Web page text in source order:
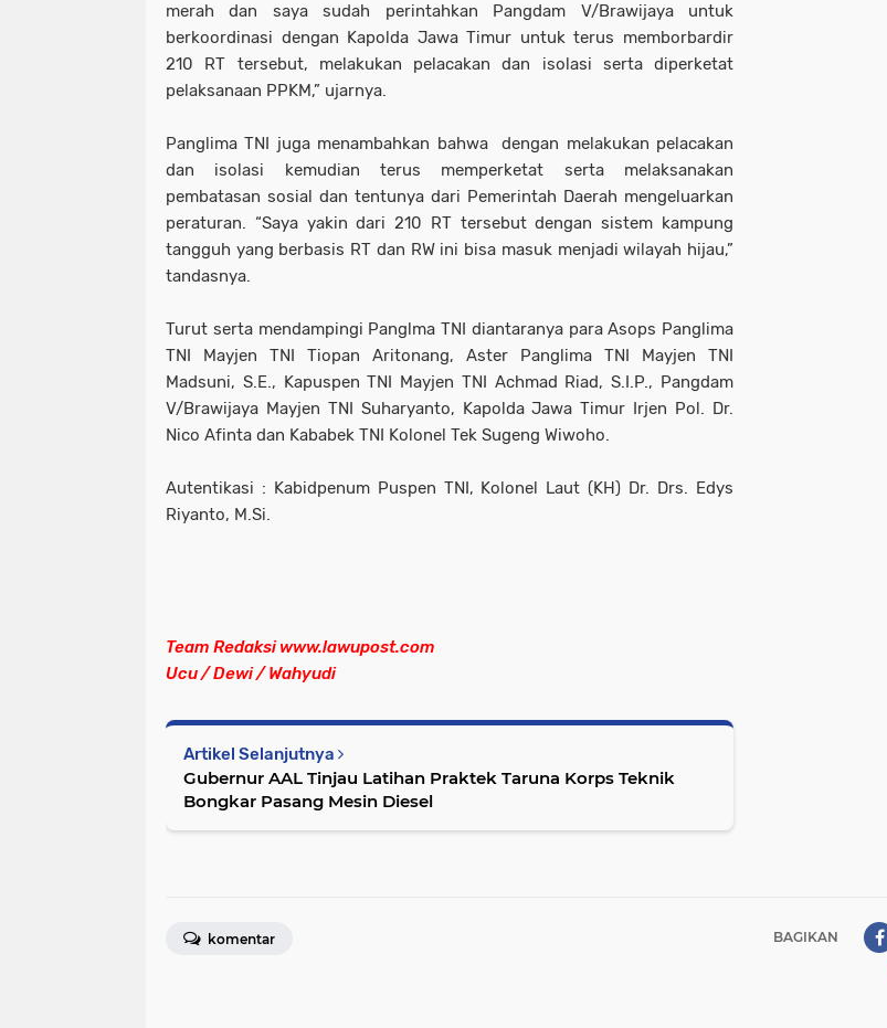
merah dan saya sudah perintahkan Pangdam V/Brawijaya untuk
berkoordinasi dengan Kapolda Jawa Timur untuk terus memborbardir
210 RT tersebut, melakukan pelacakan dan isolasi serta diperketat
pelaksanaan PPKM,” ujarnya.
Panglima TNI juga menambahkan bahwa dengan melakukan pelacakan
dan isolasi kemudian terus memperketat serta melaksanakan
pembatasan sosial dan tentunya dari Pemerintah Daerah mengeluarkan
peraturan. “Saya yakin dari 210 RT tersebut dengan sistem kampung
tangguh yang berbasis RT dan RW ini bisa masuk menjadi wilayah hijau,”
tandasnya.
Turut serta mendampingi Panglma TNI diantaranya para Asops Panglima
TNI Mayjen TNI Tiopan Aritonang, Aster Panglima TNI Mayjen TNI
Madsuni, S.E., Kapuspen TNI Mayjen TNI Achmad Riad, S.I.P., Pangdam
V/Brawijaya Mayjen TNI Suharyanto, Kapolda Jawa Timur Irjen Pol. Dr.
Nico Afinta dan Kababek TNI Kolonel Tek Sugeng Wiwoho.
Autentikasi : Kabidpenum Puspen TNI, Kolonel Laut (KH) Dr. Drs. Edys
Riyanto, M.Si.
Team Redaksi www.lawupost.com
Ucu / Dewi / Wahyudi
Artikel Selanjutnya
Gubernur AAL Tinjau Latihan Praktek Taruna Korps Teknik
Bongkar Pasang Mesin Diesel
BAGIKAN
komentar